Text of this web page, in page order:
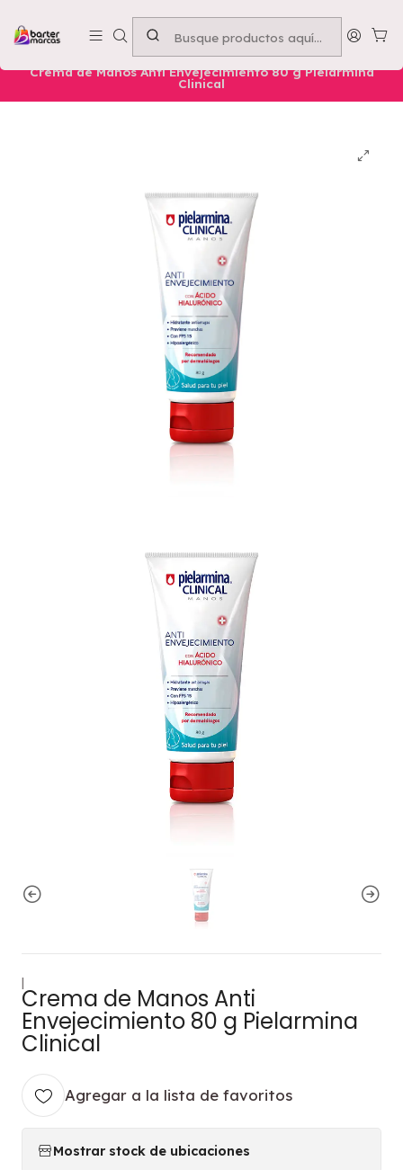
Emprende con nosotros -Compra mínima $50.000
Nuestros Productos Belleza Manos
Crema de Manos Anti Envejecimiento 80 g Pielarmina
Clinical
|
Crema de Manos Anti
Envejecimiento 80 g Pielarmina
Clinical
Agregar a la lista de favoritos
Mostrar stock de ubicaciones